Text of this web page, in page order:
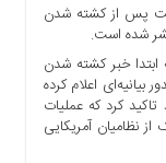
پس از کشته شدن
شده است.
ابتدا خبر کشته شدن
بیانیه‌ای اعلام کرده
کرد که عملیات
نظامیان آمریکایی